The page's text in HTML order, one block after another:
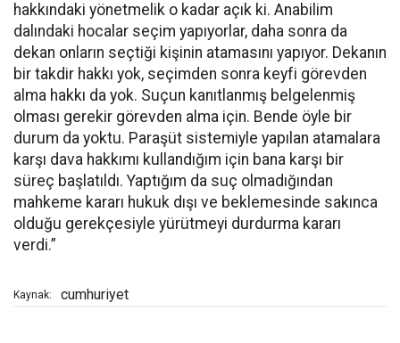
hakkındaki yönetmelik o kadar açık ki. Anabilim
dalındaki hocalar seçim yapıyorlar, daha sonra da
dekan onların seçtiği kişinin atamasını yapıyor. Dekanın
bir takdir hakkı yok, seçimden sonra keyfi görevden
alma hakkı da yok. Suçun kanıtlanmış belgelenmiş
olması gerekir görevden alma için. Bende öyle bir
durum da yoktu. Paraşüt sistemiyle yapılan atamalara
karşı dava hakkımı kullandığım için bana karşı bir
süreç başlatıldı. Yaptığım da suç olmadığından
mahkeme kararı hukuk dışı ve beklemesinde sakınca
olduğu gerekçesiyle yürütmeyi durdurma kararı
verdi.”
Kaynak: cumhuriyet